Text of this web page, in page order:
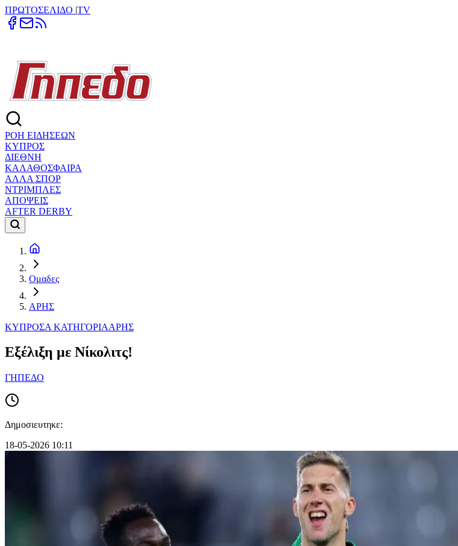
ΠΡΩΤΟΣΕΛΙΔΟ |TV
ΡΟΗ ΕΙΔΗΣΕΩΝ
ΚΥΠΡΟΣ
ΔΙΕΘΝΗ
ΚΑΛΑΘΟΣΦΑΙΡΑ
ΑΛΛΑ ΣΠΟΡ
ΝΤΡΙΜΠΛΕΣ
ΑΠΟΨΕΙΣ
AFTER DERBY
Ομαδες
ΑΡΗΣ
ΚΥΠΡΟΣΑ ΚΑΤΗΓΟΡΙΑΑΡΗΣ
Εξέλιξη με Νίκολιτς!
ΓΗΠΕΔΟ
Δημοσιευτηκε:
18-05-2026 10:11